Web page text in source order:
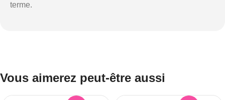
terme.
Vous aimerez peut-être aussi